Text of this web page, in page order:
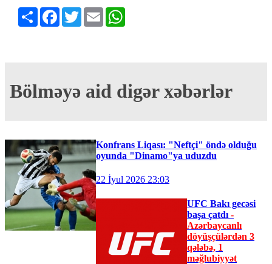
Share Facebook
TwitterEmail
Bölməyə aid digər xəbərlər
Konfrans Liqası: "Neftçi" öndə olduğu
oyunda "Dinamo"ya uduzdu
22 İyul 2026 23:03
UFC Bakı gecəsi
başa çatdı -
Azərbaycanlı
döyüşçülərdən 3
qələbə, 1
məğlubiyyət